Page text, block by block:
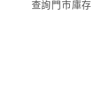
查詢門市庫存